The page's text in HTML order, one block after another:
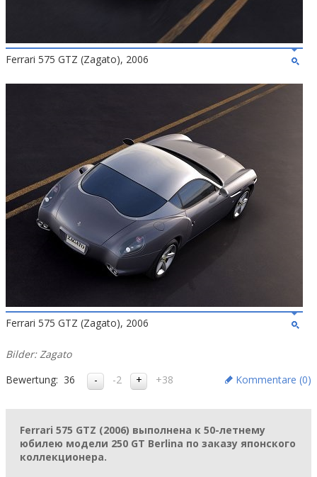
Ferrari 575 GTZ (Zagato), 2006
Ferrari 575 GTZ (Zagato), 2006
Bilder: Zagato
Bewertung: 36 -2 +38 Kommentare (0)
Ferrari 575 GTZ (2006) выполнена к 50-летнему
юбилею модели 250 GT Berlina по заказу японского
коллекционера.